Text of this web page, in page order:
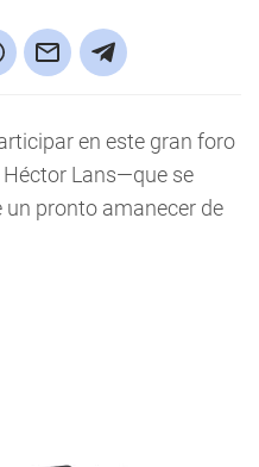
en este gran foro
Héctor Lans—que se
un pronto amanecer de